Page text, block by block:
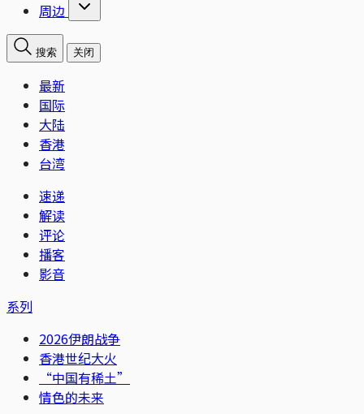
周边
搜索 关闭
最新
国际
大陆
香港
台湾
速递
解读
评论
播客
影音
系列
2026伊朗战争
香港世纪大火
“中国有稀土”
情色的未来